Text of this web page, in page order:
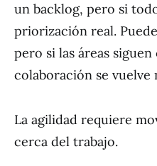
un backlog, pero si
priorización real.
pero si las áreas
colaboración se vuelve
La agilidad requiere
cerca del trabajo.